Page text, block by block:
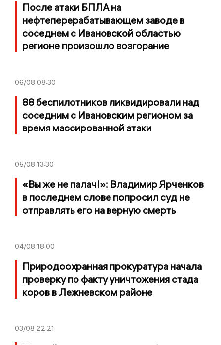
После атаки БПЛА на
нефтеперерабатывающем заводе в
соседнем с Ивановской областью
регионе произошло возгорание
06/08 08:30
88 беспилотников ликвидировали над
соседним с Ивановским регионом за
время массированной атаки
05/08 13:30
«Вы же не палач!»: Владимир Ярченков
в последнем слове попросил суд не
отправлять его на верную смерть
04/08 18:00
Природоохранная прокуратура начала
проверку по факту уничтожения стада
коров в Лежневском районе
03/08 22:21